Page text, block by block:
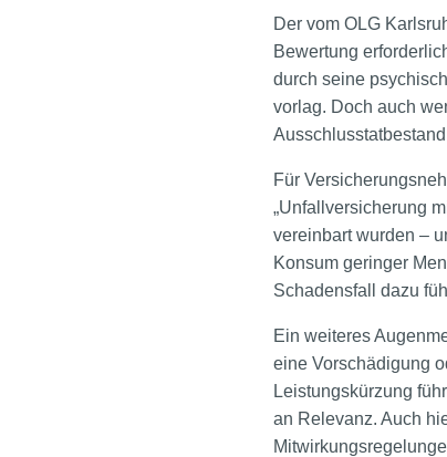
Der vom OLG
Bewertung
durch seine
vorlag. Doch auch
Für
„Unfallversicherung
vereinbart wurden –
Konsum geringer
Schadensfall dazu
Ein weiteres
eine Vorschädigung
Leistungskürzung
an Relevanz. Auch